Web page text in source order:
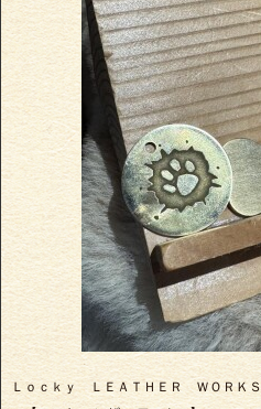
Ｌｏｃｋｙ ＬＥＡＴＨＥＲ ＷＯＲＫＳ